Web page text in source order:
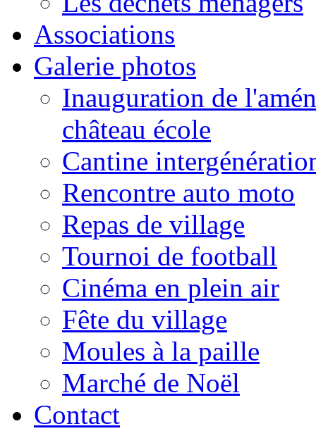
Associations
Galerie photos
Inauguration de
château école
Cantine
Rencontre auto moto
Repas de village
Tournoi de football
Cinéma en plein air
Fête du village
Moules à la paille
Marché de Noël
Contact